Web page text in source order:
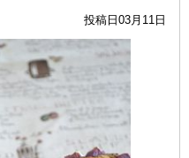
投稿日03月11日